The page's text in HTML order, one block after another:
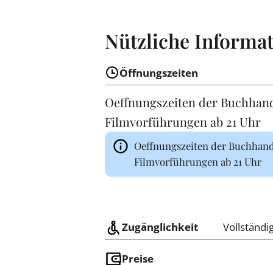
Nützliche
Öffnungszeiten
Oeffnungszeiten der
Filmvorführungen ab 21 Uhr
Oeffnungszeiten der
Filmvorführungen ab 21 Uhr
Zugänglichkeit
Preise